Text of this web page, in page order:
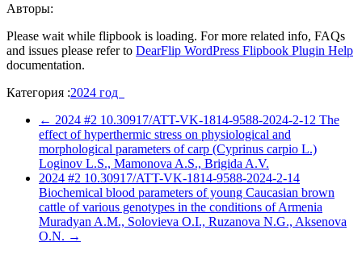
Авторы:
Please wait while flipbook is loading. For more related info, FAQs
and issues please refer to DearFlip WordPress Flipbook Plugin Help
documentation.
Категория :2024 год
← 2024 #2 10.30917/ATT-VK-1814-9588-2024-2-12 The
effect of hyperthermic stress on physiological and
morphological parameters of carp (Cyprinus carpio L.)
Loginov L.S., Mamonova A.S., Brigida A.V.
2024 #2 10.30917/ATT-VK-1814-9588-2024-2-14
Biochemical blood parameters of young Caucasian brown
cattle of various genotypes in the conditions of Armenia
Muradyan A.M., Solovieva O.I., Ruzanova N.G., Aksenova
O.N. →